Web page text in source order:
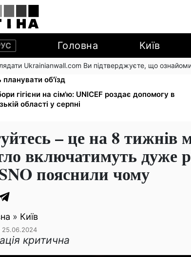
Головна Київ
Ukrainianwall.com Ви підтверджуєте, що
частково перекриють 7-10 серпня: водіям
планувати об'їзд
гігієни на сім'ю: UNICEF роздає допомогу в
області у серпні
– це на 8 тижнів
включатимуть дуже
пояснили чому
» Київ
25.06.2024
критична